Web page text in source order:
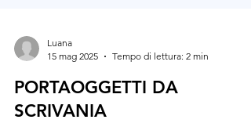
15 mag 2025
Tempo di lettura: 2 min
PORTAOGGETTI DA